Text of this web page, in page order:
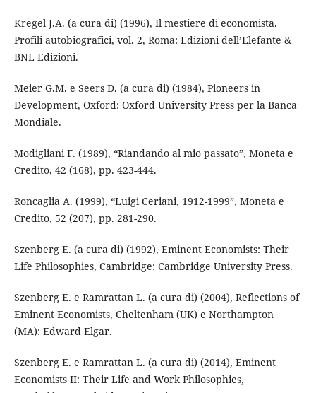
Kregel J.A. (a cura di) (1996), Il mestiere di economista.
Profili autobiografici, vol. 2, Roma: Edizioni dell’Elefante &
BNL Edizioni.
Meier G.M. e Seers D. (a cura di) (1984), Pioneers in
Development, Oxford: Oxford University Press per la Banca
Mondiale.
Modigliani F. (1989), “Riandando al mio passato”, Moneta e
Credito, 42 (168), pp. 423-444.
Roncaglia A. (1999), “Luigi Ceriani, 1912-1999”, Moneta e
Credito, 52 (207), pp. 281-290.
Szenberg E. (a cura di) (1992), Eminent Economists: Their
Life Philosophies, Cambridge: Cambridge University Press.
Szenberg E. e Ramrattan L. (a cura di) (2004), Reflections of
Eminent Economists, Cheltenham (UK) e Northampton
(MA): Edward Elgar.
Szenberg E. e Ramrattan L. (a cura di) (2014), Eminent
Economists II: Their Life and Work Philosophies,